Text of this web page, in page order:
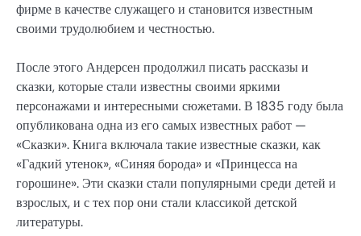
фирме в качестве служащего и становится известным
своими трудолюбием и честностью.
После этого Андерсен продолжил писать рассказы и
сказки, которые стали известны своими яркими
персонажами и интересными сюжетами. В 1835 году была
опубликована одна из его самых известных работ —
«Сказки». Книга включала такие известные сказки, как
«Гадкий утенок», «Синяя борода» и «Принцесса на
горошине». Эти сказки стали популярными среди детей и
взрослых, и с тех пор они стали классикой детской
литературы.